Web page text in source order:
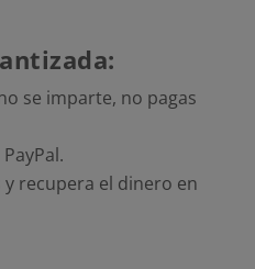
se imparte, no pagas
recupera el dinero en